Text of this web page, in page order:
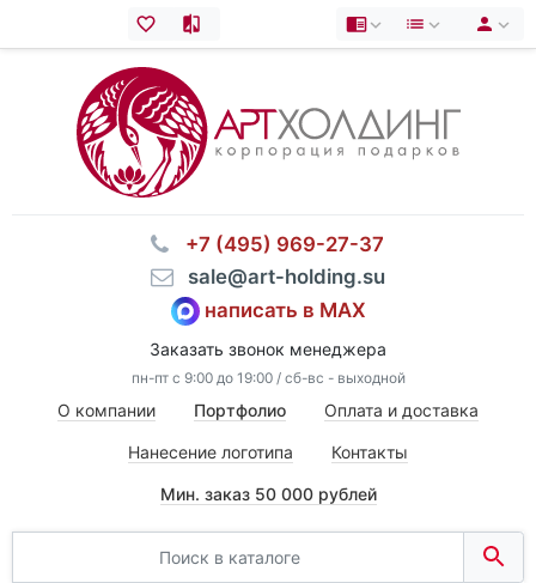
⠀+7 (495) 969-27-37
⠀sale@art-holding.su
написать в MAX
Заказать звонок менеджера
пн-пт с 9:00 до 19:00 / сб-вс - выходной
О компании Портфолио Оплата и доставка
Нанесение логотипа Контакты
Мин. заказ 50 000 рублей